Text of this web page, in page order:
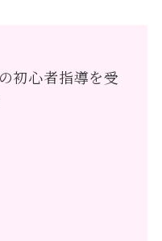
初心者指導を受